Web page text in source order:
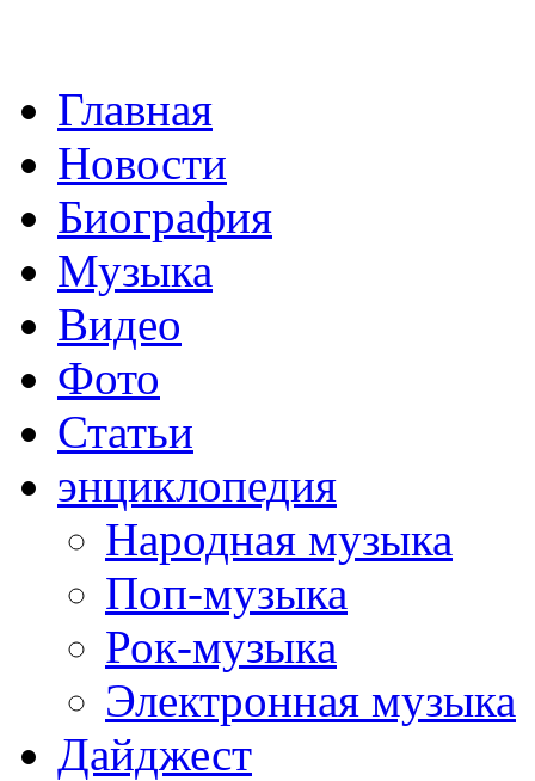
Главная
Новости
Биография
Музыка
Видео
Фото
Статьи
энциклопедия
Народная музыка
Поп-музыка
Рок-музыка
Электронная музыка
Дайджест